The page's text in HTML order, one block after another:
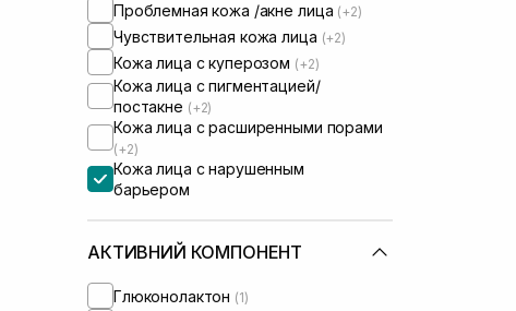
Проблемная кожа /акне лица (+2)
Чувствительная кожа лица (+2)
Кожа лица с куперозом (+2)
Кожа лица с пигментацией/
постакне (+2)
Кожа лица с расширенными порами
(+2)
Кожа лица с нарушенным
барьером
АКТИВНИЙ КОМПОНЕНТ
Глюконолактон (1)